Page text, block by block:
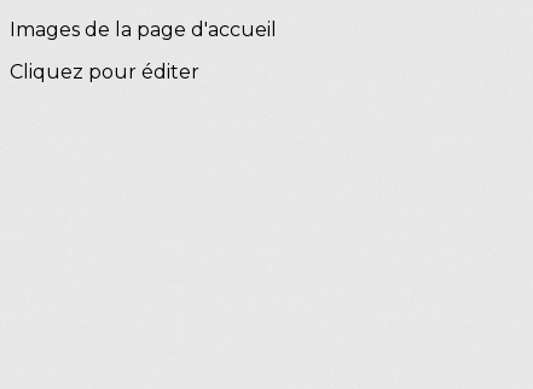
Images de la page d'accueil
Cliquez pour éditer